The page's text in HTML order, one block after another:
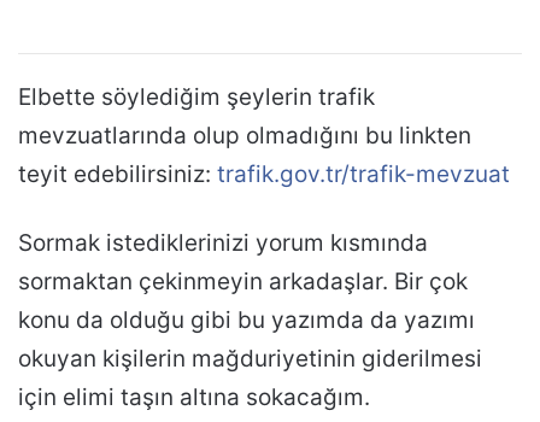
Elbette söylediğim şeylerin trafik
mevzuatlarında olup olmadığını bu linkten
teyit edebilirsiniz: trafik.gov.tr/trafik-mevzuat
Sormak istediklerinizi yorum kısmında
sormaktan çekinmeyin arkadaşlar. Bir çok
konu da olduğu gibi bu yazımda da yazımı
okuyan kişilerin mağduriyetinin giderilmesi
için elimi taşın altına sokacağım.